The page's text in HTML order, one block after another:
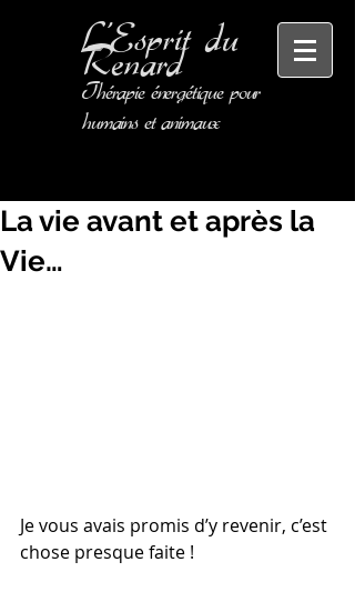
L'Espritdu
Renard
Thérapie énergétique pour
humains et animaux
La vie avant et après la
Vie…
Je vous avais promis d’y revenir, c’est
chose presque faite !